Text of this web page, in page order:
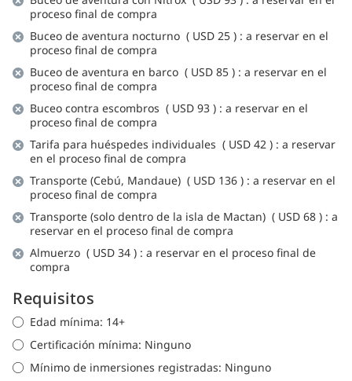
proceso final de compra
Buceo de aventura nocturno ( USD 25 ) : a reservar en el
proceso final de compra
Buceo de aventura en barco ( USD 85 ) : a reservar en el
proceso final de compra
Buceo contra escombros ( USD 93 ) : a reservar en el
proceso final de compra
Tarifa para huéspedes individuales ( USD 42 ) : a reservar
en el proceso final de compra
Transporte (Cebú, Mandaue) ( USD 136 ) : a reservar en el
proceso final de compra
Transporte (solo dentro de la isla de Mactan) ( USD 68 ) : a
reservar en el proceso final de compra
Almuerzo ( USD 34 ) : a reservar en el proceso final de
compra
Requisitos
Edad mínima: 14+
Certificación mínima: Ninguno
Mínimo de inmersiones registradas: Ninguno